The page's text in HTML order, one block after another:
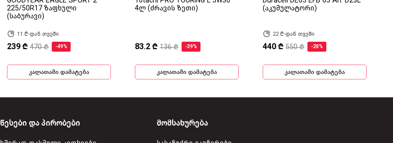
225/50R17 ზაფხული
(საბურავი)
11 ₾-დან თვეში
239 ₾ 470 ₾ -49%
კალათაში დამატება
4ლ (ძრავის ზეთი)
83.2 ₾ 136 ₾ -39%
კალათაში დამატება
(აკუმულატორი)
22 ₾-დან თვეში
440 ₾ 550 ₾ -20%
კალათაში დამატება
წესები და პირობები მომსახურება